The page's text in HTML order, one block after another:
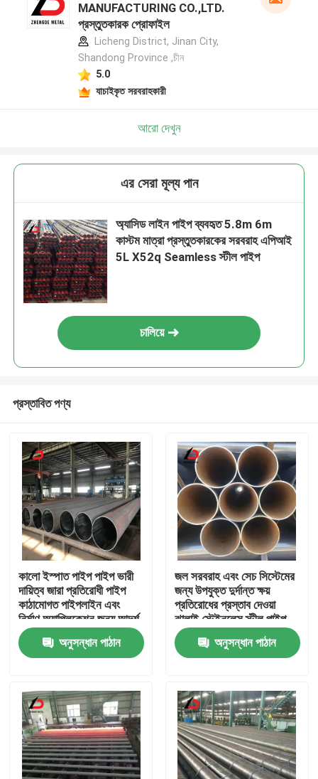
পণ্য
ভিডিও
MANUFACTURING CO.,LTD.
প্রস্তুতকারক প্রোফাইল
Licheng District, Jinan City,
Shandong Province ,চীন
5.0
যাচাইকৃত সরবরাহকারী
আরো দেখুন
এর সেরা মূল্য পান
অ্যাসিড লাইন পাইপ ব্যবহৃত 5.8m 6m
কাস্টম মাত্রা প্রস্তুতকারকের সরবরাহ এপিআই
5L X52q Seamless স্টীল পাইপ
চালিয়ে
প্রস্তাবিত পণ্য
কালো ইস্পাত পাইপ পাইপ ভারী
দায়িত্ব জারা প্রতিরোধী পাইপ
কাঠামোগত পাইপলাইন এবং
নির্মাণ অ্যাপ্লিকেশন জন্য আদর্শ
অনুসন্ধান পাঠান
জল সরবরাহ এবং সেচ সিস্টেমের
জন্য উপযুক্ত দুর্দান্ত ক্ষয়
প্রতিরোধের প্রস্তাব দেওয়া
ঝালাই স্টেইনলেস স্টীল পাইপ
অনুসন্ধান পাঠান